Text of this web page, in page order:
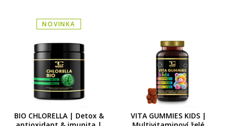
NOVINKA
BIO CHLORELLA | Detox &
VITA GUMMIES KIDS |